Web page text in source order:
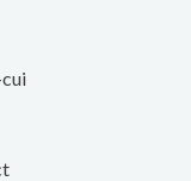
cui